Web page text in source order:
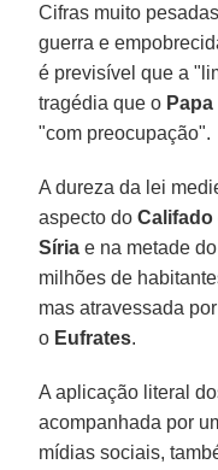
Cifras muito
guerra e
é previsível que a
tragédia que o
"com preocupação".
A dureza da lei
aspecto doCalifado
Síria e na metade do
milhões de
mas atravessada
o Eufrates.
A aplicação literal
acompanhada por
mídias sociais,